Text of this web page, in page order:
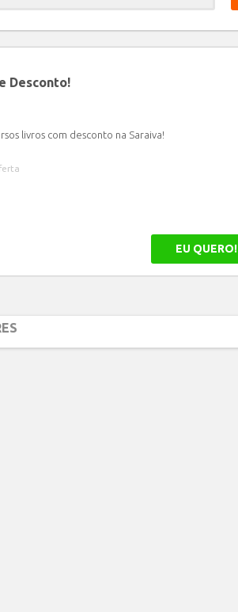
Limpar
Desconto!
livros com desconto na Saraiva!
EU QUERO!